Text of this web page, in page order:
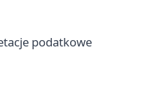
podatkowe